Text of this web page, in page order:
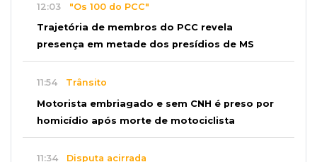
12:03 "Os 100 do PCC"
Trajetória de membros do PCC revela
presença em metade dos presídios de MS
11:54 Trânsito
Motorista embriagado e sem CNH é preso por
homicídio após morte de motociclista
11:34 Disputa acirrada